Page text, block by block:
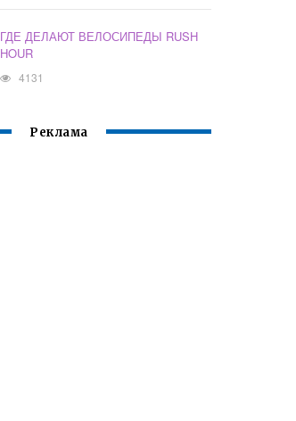
ГДЕ ДЕЛАЮТ ВЕЛОСИПЕДЫ RUSH
HOUR
4131
Реклама